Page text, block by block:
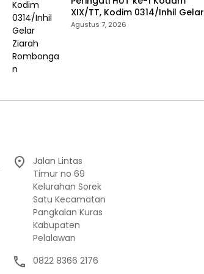
XIX/TT, Kodim 0314/Inhil Gelar
Ziarah Rombongan
Agustus 7, 2026
Jalan Lintas
Timur no 69
Kelurahan Sorek
Satu Kecamatan
Pangkalan Kuras
Kabupaten
Pelalawan
0822 8366 2176